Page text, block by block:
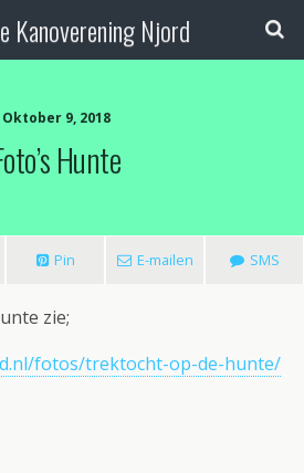
Kanoverening Njord
Oktober 9, 2018
Hunte
Pin E-mailen SMS
zie;
fotos/trektocht-op-de-hunte/